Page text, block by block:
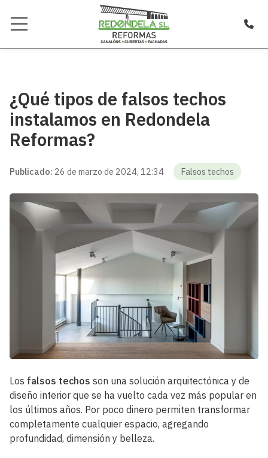
¿Qué tipos de falsos techos
instalamos en Redondela
Reformas?
Publicado: 26 de marzo de 2024, 12:34 Falsos techos
Los falsos techos son una solución arquitectónica y de
diseño interior que se ha vuelto cada vez más popular en
los últimos años. Por poco dinero permiten transformar
completamente cualquier espacio, agregando
profundidad, dimensión y belleza.